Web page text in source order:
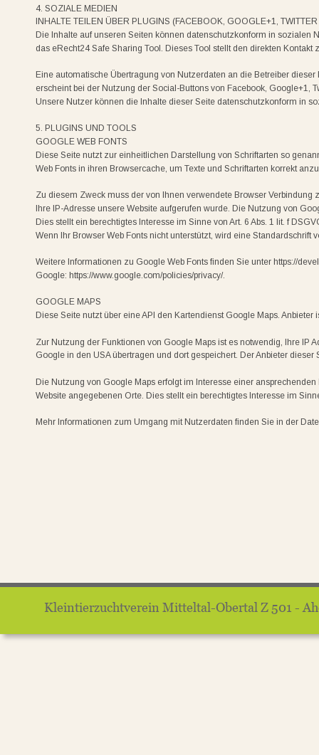
Kleintierzuchtverein Mitteltal-Obertal
4. SOZIALE MEDIEN
INHALTE TEILEN ÜBER PLUGINS (FACEBOOK, GOOGLE+1,
Die Inhalte auf unseren Seiten können datenschutzkonform in sozialen
das eRecht24 Safe Sharing Tool. Dieses Tool stellt den direkten
Eine automatische Übertragung von Nutzerdaten an die Betreiber
erscheint bei der Nutzung der Social-Buttons von Facebook, Google+1,
Unsere Nutzer können die Inhalte dieser Seite datenschutzkonform in
5. PLUGINS UND TOOLS
GOOGLE WEB FONTS
Diese Seite nutzt zur einheitlichen Darstellung von Schriftarten so
Web Fonts in ihren Browsercache, um Texte und Schriftarten korrekt
Zu diesem Zweck muss der von Ihnen verwendete Browser
Ihre IP-Adresse unsere Website aufgerufen wurde. Die Nutzung von
Dies stellt ein berechtigtes Interesse im Sinne von Art. 6 Abs. 1 lit. f
Wenn Ihr Browser Web Fonts nicht unterstützt, wird eine Standardschrift
Weitere Informationen zu Google Web Fonts finden Sie unter https://
Google: https://www.google.com/policies/privacy/.
GOOGLE MAPS
Diese Seite nutzt über eine API den Kartendienst Google Maps.
Zur Nutzung der Funktionen von Google Maps ist es notwendig, Ihre
Google in den USA übertragen und dort gespeichert. Der Anbieter
Die Nutzung von Google Maps erfolgt im Interesse einer
Website angegebenen Orte. Dies stellt ein berechtigtes Interesse im
Mehr Informationen zum Umgang mit Nutzerdaten finden Sie in der